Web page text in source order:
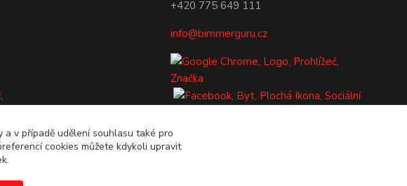
+420 775 649 111
info@bimmerguru.cz
a v případě udělení souhlasu také pro
cookies můžete kdykoli upravit